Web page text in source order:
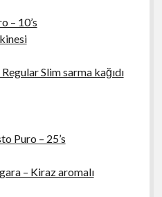
– 10’s
Slim sarma kağıdı
Puro – 25’s
– Kiraz aromalı